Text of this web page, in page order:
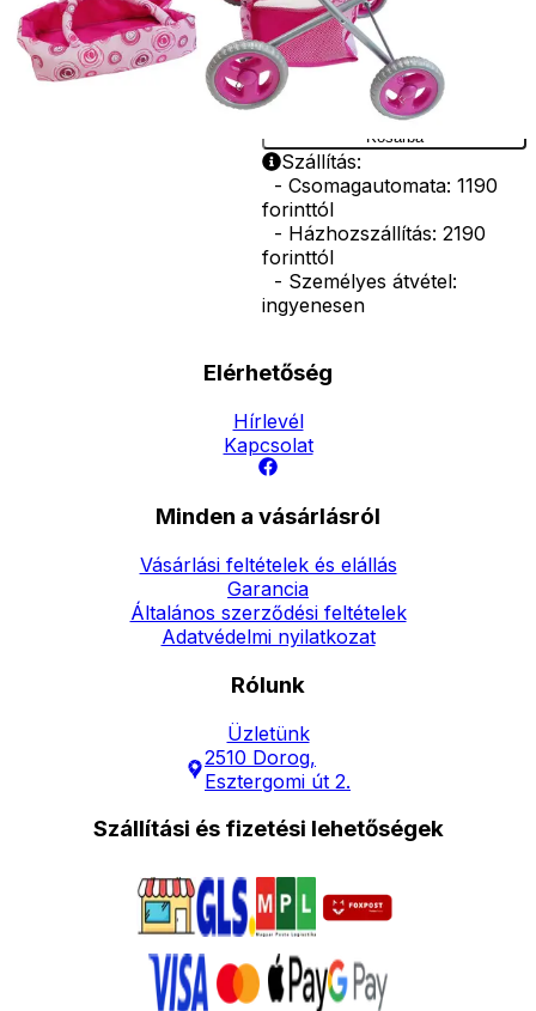
Méretek:
47x39x63 cm.
Ár
Darab
Kosárba
Szállítás:
- Csomagautomata: 1190
forinttól
- Házhozszállítás: 2190
forinttól
- Személyes átvétel:
ingyenesen
Elérhetőség
Hírlevél
Kapcsolat
Minden a vásárlásról
Vásárlási feltételek és elállás
Garancia
Általános szerződési feltételek
Adatvédelmi nyilatkozat
Rólunk
Üzletünk
2510 Dorog,
Esztergomi út 2.
Szállítási és fizetési lehetőségek